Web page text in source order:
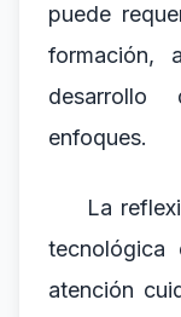
puede
formación,
enfoques.
La
tecnológica
atención